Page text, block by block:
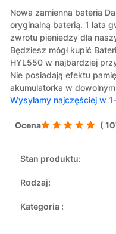
Nowa zamienna bateria
oryginalną baterią. 1 lata
zwrotu pieniedzy dla
Będziesz mógł kupić
HYL550 w najbardziej
Nie posiadają efektu
akumulatorka w
Wysyłamy najczęściej w
Ocena (
Stan produktu:
Rodzaj:
Kategoria :